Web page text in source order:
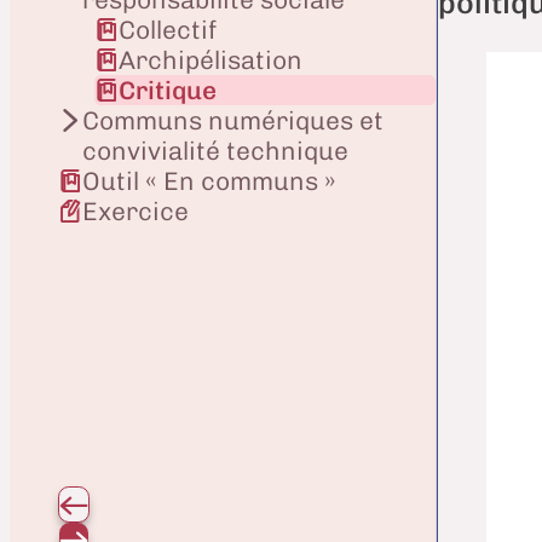
Collectif
Archipélisation
Critique
Communs numériques et
convivialité technique
Outil « En communs »
Exercice